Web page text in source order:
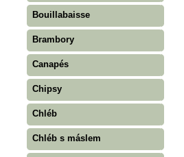
Bouillabaisse
Brambory
Canapés
Chipsy
Chléb
Chléb s máslem